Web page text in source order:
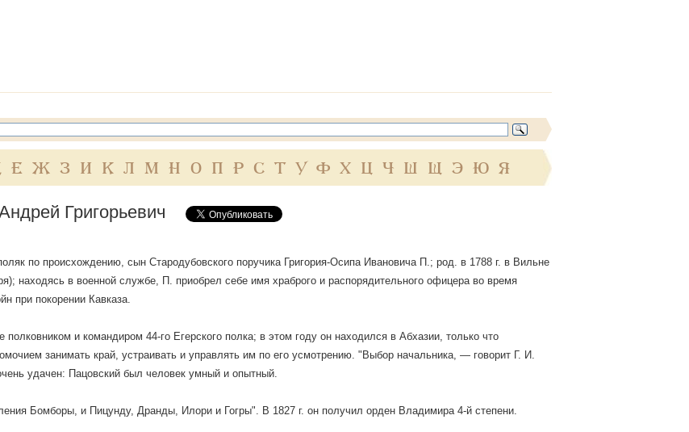
Е Ж З И К Л М Н О П Р С Т У Ф Х Ц Ч Ш Щ Э Ю Я
Григорьевич
по происхождению, сын Стародубовского поручика Григория-Осипа Ивановича П.; род. в 1788 г. в Вильне
находясь в военной службе, П. приобрел себе имя храброго и распорядительного офицера во время
при покорении Кавказа.
полковником и командиром 44-го Егерского полка; в этом году он находился в Абхазии, только что
занимать край, устраивать и управлять им по его усмотрению. "Выбор начальника, — говорит Г. И.
удачен: Пацовский был человек умный и опытный.
Бомборы, и Пицунду, Дранды, Илори и Гогры". В 1827 г. он получил орден Владимира 4-й степени.